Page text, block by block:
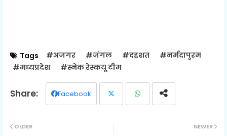
Tags #अजगर #जंगल #दहशत
#नर्मदापुरम
#मध्यप्रदेश
#स्नेक रेस्कयू टीम
Facebook
NEWER
OLDER